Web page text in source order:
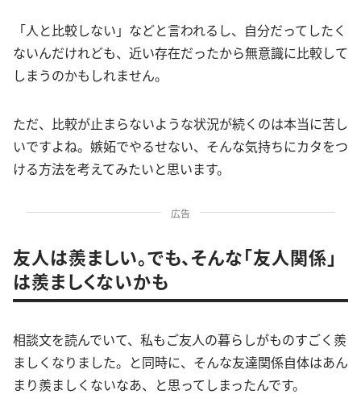
「人と比較しない」などと言われるし、自分だってしたく
ないんだけれども、近い存在だったから無意識に比較して
しまうのかもしれません。
ただ、比較が止まらないような状況が続くのは本当に苦し
いですよね。嫉妬でやるせない、そんな気持ちにカタをつ
ける方法を考えてみたいと思います。
広告
友人は羨ましい。でも、そんな「友人関係」
は羨ましくないかも
相談文を読んでいて、私もご友人の暮らしがものすごく羨
ましくなりました。と同時に、そんな友達関係自体はあん
まり羨ましくないなあ、と思ってしまったんです。